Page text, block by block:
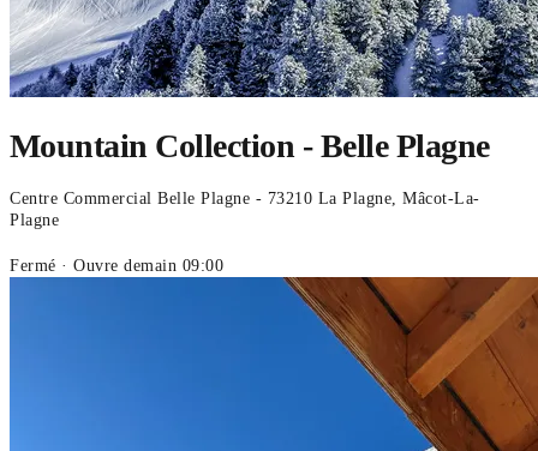
Mountain Collection - Belle Plagne
Centre Commercial Belle Plagne - 73210 La Plagne, Mâcot-La-
Plagne
Fermé · Ouvre demain 09:00